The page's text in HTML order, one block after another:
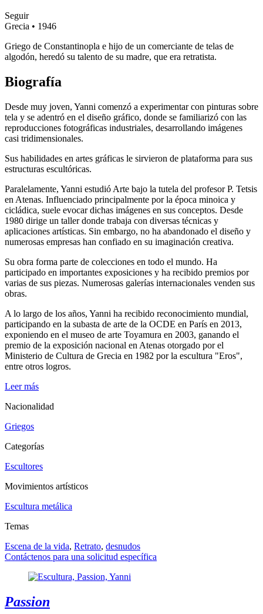
Seguir
Grecia • 1946
Griego de Constantinopla e hijo de un comerciante de telas de
algodón, heredó su talento de su madre, que era retratista.
Biografía
Desde muy joven, Yanni comenzó a experimentar con pinturas sobre
tela y se adentró en el diseño gráfico, donde se familiarizó con las
reproducciones fotográficas industriales, desarrollando imágenes
casi tridimensionales.
Sus habilidades en artes gráficas le sirvieron de plataforma para sus
estructuras escultóricas.
Paralelamente, Yanni estudió Arte bajo la tutela del profesor P. Tetsis
en Atenas. Influenciado principalmente por la época minoica y
cicládica, suele evocar dichas imágenes en sus conceptos. Desde
1980 dirige un taller donde trabaja con diversas técnicas y
aplicaciones artísticas. Sin embargo, no ha abandonado el diseño y
numerosas empresas han confiado en su imaginación creativa.
Su obra forma parte de colecciones en todo el mundo. Ha
participado en importantes exposiciones y ha recibido premios por
varias de sus piezas. Numerosas galerías internacionales venden sus
obras.
A lo largo de los años, Yanni ha recibido reconocimiento mundial,
participando en la subasta de arte de la OCDE en París en 2013,
exponiendo en el museo de arte Toyamura en 2003, ganando el
premio de la exposición nacional en Atenas otorgado por el
Ministerio de Cultura de Grecia en 1982 por la escultura "Eros",
entre otros logros.
Leer más
Nacionalidad
Griegos
Categorías
Escultores
Movimientos artísticos
Escultura metálica
Temas
Escena de la vida, Retrato, desnudos
Contáctenos para una solicitud específica
Passion